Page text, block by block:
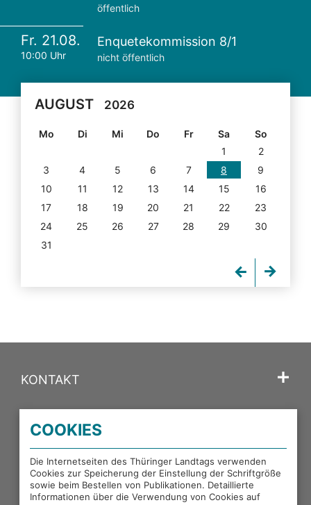
öffentlich
Fr. 21.08.
10:00 Uhr
Enquetekommission 8/1
nicht öffentlich
AUGUST 2026
Mo Di Mi Do Fr Sa
So
1
2
3
4 5 6 7 8
9
10
11 12 13 14 15
16
17
18 19 20 21 22
23
24
25 26 27 28 29
30
31
KONTAKT
PORTALE DES THÜRINGER LANDTAGS
EXTERNE LINKS
COOKIES
Die Internetseiten des Thüringer Landtags verwenden
Cookies zur Speicherung der Einstellung der Schriftgröße
sowie beim Bestellen von Publikationen. Detaillierte
Informationen über die Verwendung von Cookies auf